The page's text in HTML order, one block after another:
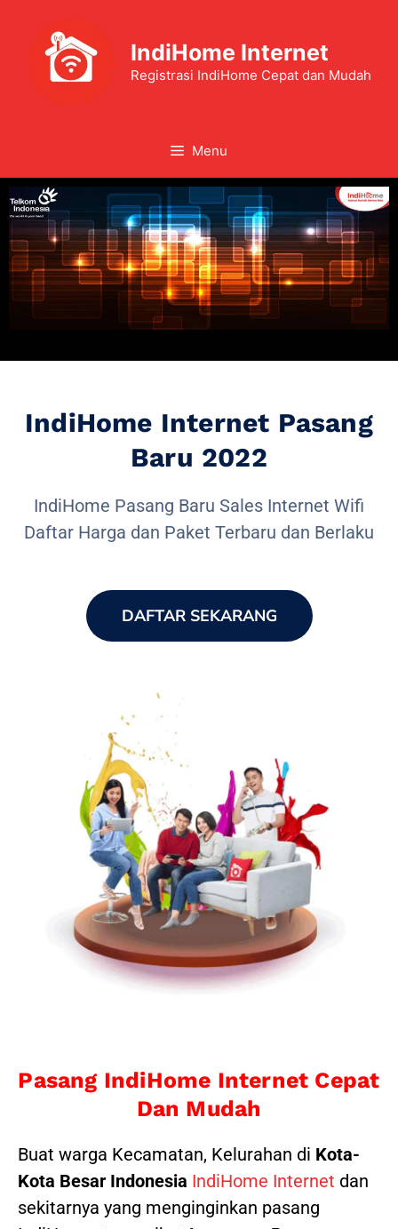
IndiHome Internet
Registrasi IndiHome Cepat dan Mudah
Menu
IndiHome Internet Pasang
Baru 2022
IndiHome Pasang Baru Sales Internet Wifi
Daftar Harga dan Paket Terbaru dan Berlaku
DAFTAR SEKARANG
Pasang IndiHome Internet Cepat
Dan Mudah
Buat warga Kecamatan, Kelurahan di Kota-
Kota Besar Indonesia IndiHome Internet dan
sekitarnya yang menginginkan pasang